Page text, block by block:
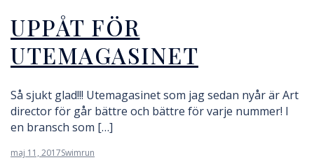
UPPÅT FÖR
UTEMAGASINET
Så sjukt glad!!! Utemagasinet som jag sedan nyår är Art
director för går bättre och bättre för varje nummer! I
en bransch som […]
maj 11, 2017Swimrun